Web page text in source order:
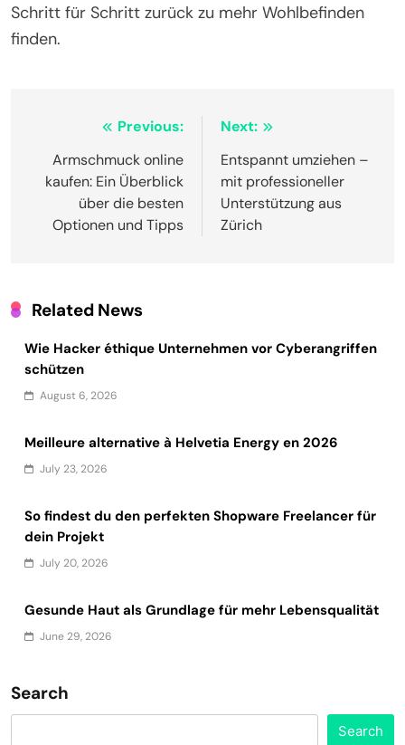
Schritt für Schritt zurück zu mehr Wohlbefinden
finden.
navigation
Previous:
Armschmuck online
kaufen: Ein Überblick
über die besten
Optionen und Tipps
Next:
Entspannt umziehen –
mit professioneller
Unterstützung aus
Zürich
Related News
Wie Hacker éthique Unternehmen vor Cyberangriffen
schützen
August 6, 2026
Meilleure alternative à Helvetia Energy en 2026
July 23, 2026
So findest du den perfekten Shopware Freelancer für
dein Projekt
July 20, 2026
Gesunde Haut als Grundlage für mehr Lebensqualität
June 29, 2026
Search
Search